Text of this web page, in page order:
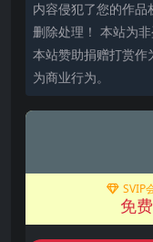
内容侵犯了您的作
删除处理！ 本站为
本站赞助捐赠打赏作
为商业行为。
SVIP
免费